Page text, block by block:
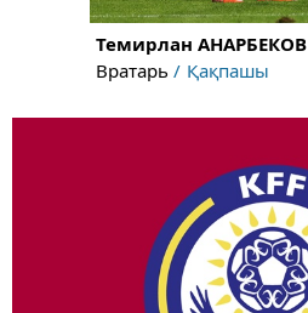
Темирлан АНАРБЕКОВ
Вратарь
Қақпашы